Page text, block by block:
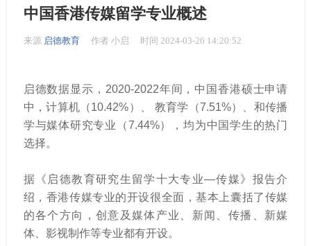
中国香港传媒留学专业概述
来源 启德教育 作者 小启 时间 2024-03-26 14:20:52
启德数据显示，2020-2022年间，中国香港硕士申请
中，计算机（10.42%）、 教育学（7.51%）、和传播
学与媒体研究专业（7.44%），均为中国学生的热门
选择。
据《启德教育研究生留学十大专业—传媒》报告介
绍，香港传媒专业的开设很全面，基本上囊括了传媒
的各个方向，创意及媒体产业、新闻、传播、新媒
体、影视制作等专业都有开设。